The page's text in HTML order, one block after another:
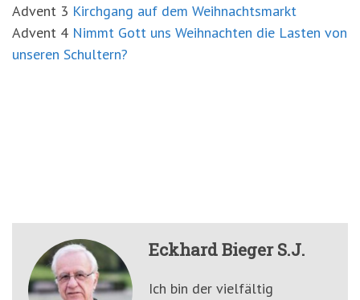
Advent 3 Kirchgang auf dem Weihnachtsmarkt
Advent 4 Nimmt Gott uns Weihnachten die Lasten von
unseren Schultern?
Eckhard Bieger S.J.
Ich bin der vielfältig